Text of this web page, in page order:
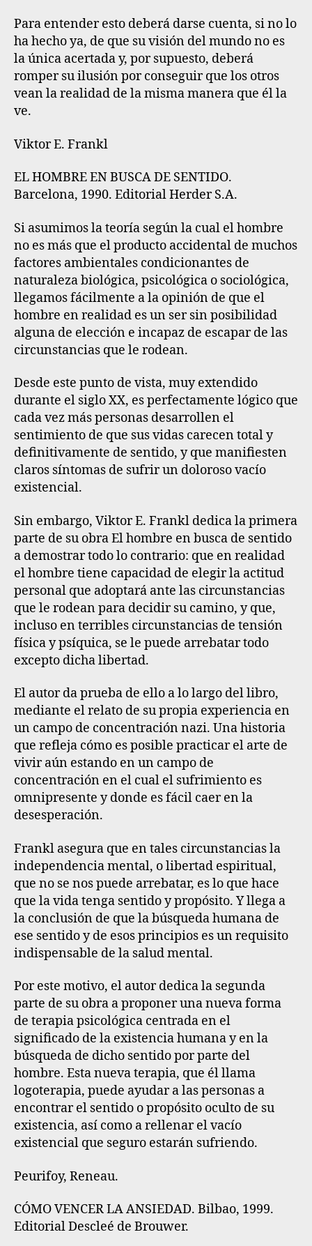
Para entender esto deberá darse cuenta, si no lo
ha hecho ya, de que su visión del mundo no es
la única acertada y, por supuesto, deberá
romper su ilusión por conseguir que los otros
vean la realidad de la misma manera que él la
ve.
Viktor E. Frankl
EL HOMBRE EN BUSCA DE SENTIDO.
Barcelona, 1990. Editorial Herder S.A.
Si asumimos la teoría según la cual el hombre
no es más que el producto accidental de muchos
factores ambientales condicionantes de
naturaleza biológica, psicológica o sociológica,
llegamos fácilmente a la opinión de que el
hombre en realidad es un ser sin posibilidad
alguna de elección e incapaz de escapar de las
circunstancias que le rodean.
Desde este punto de vista, muy extendido
durante el siglo XX, es perfectamente lógico que
cada vez más personas desarrollen el
sentimiento de que sus vidas carecen total y
definitivamente de sentido, y que manifiesten
claros síntomas de sufrir un doloroso vacío
existencial.
Sin embargo, Viktor E. Frankl dedica la primera
parte de su obra El hombre en busca de sentido
a demostrar todo lo contrario: que en realidad
el hombre tiene capacidad de elegir la actitud
personal que adoptará ante las circunstancias
que le rodean para decidir su camino, y que,
incluso en terribles circunstancias de tensión
física y psíquica, se le puede arrebatar todo
excepto dicha libertad.
El autor da prueba de ello a lo largo del libro,
mediante el relato de su propia experiencia en
un campo de concentración nazi. Una historia
que refleja cómo es posible practicar el arte de
vivir aún estando en un campo de
concentración en el cual el sufrimiento es
omnipresente y donde es fácil caer en la
desesperación.
Frankl asegura que en tales circunstancias la
independencia mental, o libertad espiritual,
que no se nos puede arrebatar, es lo que hace
que la vida tenga sentido y propósito. Y llega a
la conclusión de que la búsqueda humana de
ese sentido y de esos principios es un requisito
indispensable de la salud mental.
Por este motivo, el autor dedica la segunda
parte de su obra a proponer una nueva forma
de terapia psicológica centrada en el
significado de la existencia humana y en la
búsqueda de dicho sentido por parte del
hombre. Esta nueva terapia, que él llama
logoterapia, puede ayudar a las personas a
encontrar el sentido o propósito oculto de su
existencia, así como a rellenar el vacío
existencial que seguro estarán sufriendo.
Peurifoy, Reneau.
CÓMO VENCER LA ANSIEDAD. Bilbao, 1999.
Editorial Descleé de Brouwer.